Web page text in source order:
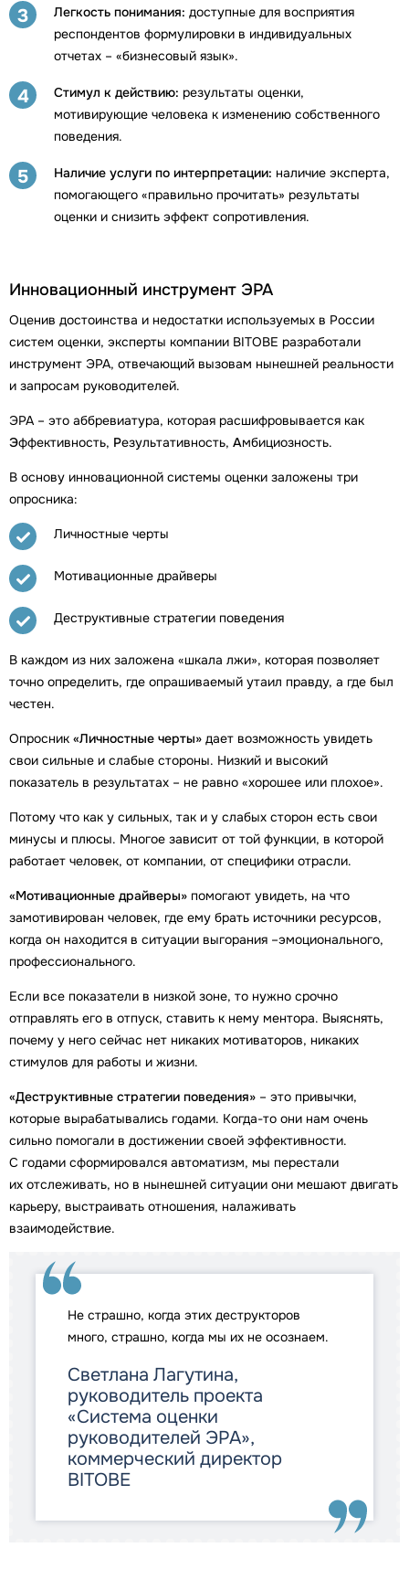
3 Легкость понимания: доступные для восприятия
респондентов формулировки в индивидуальных
отчетах – «бизнесовый язык».
4 Стимул к действию: результаты оценки,
мотивирующие человека к изменению собственного
поведения.
5 Наличие услуги по интерпретации: наличие эксперта,
помогающего «правильно прочитать» результаты
оценки и снизить эффект сопротивления.
Инновационный инструмент ЭРА
Оценив достоинства и недостатки используемых в России
систем оценки, эксперты компании BITOBE разработали
инструмент ЭРА, отвечающий вызовам нынешней реальности
и запросам руководителей.
ЭРА – это аббревиатура, которая расшифровывается как
Эффективность, Результативность, Амбициозность.
В основу инновационной системы оценки заложены три
опросника:
Личностные черты
Мотивационные драйверы
Деструктивные стратегии поведения
В каждом из них заложена «шкала лжи», которая позволяет
точно определить, где опрашиваемый утаил правду, а где был
честен.
Опросник «Личностные черты» дает возможность увидеть
свои сильные и слабые стороны. Низкий и высокий
показатель в результатах – не равно «хорошее или плохое».
Потому что как у сильных, так и у слабых сторон есть свои
минусы и плюсы. Многое зависит от той функции, в которой
работает человек, от компании, от специфики отрасли.
«Мотивационные драйверы» помогают увидеть, на что
замотивирован человек, где ему брать источники ресурсов,
когда он находится в ситуации выгорания –эмоционального,
профессионального.
Если все показатели в низкой зоне, то нужно срочно
отправлять его в отпуск, ставить к нему ментора. Выяснять,
почему у него сейчас нет никаких мотиваторов, никаких
стимулов для работы и жизни.
«Деструктивные стратегии поведения» – это привычки,
которые вырабатывались годами. Когда-то они нам очень
сильно помогали в достижении своей эффективности.
С годами сформировался автоматизм, мы перестали
их отслеживать, но в нынешней ситуации они мешают двигать
карьеру, выстраивать отношения, налаживать
взаимодействие.
Не страшно, когда этих деструкторов
много, страшно, когда мы их не осознаем.
Светлана Лагутина,
руководитель проекта
«Система оценки
руководителей ЭРА»,
коммерческий директор
BITOBE